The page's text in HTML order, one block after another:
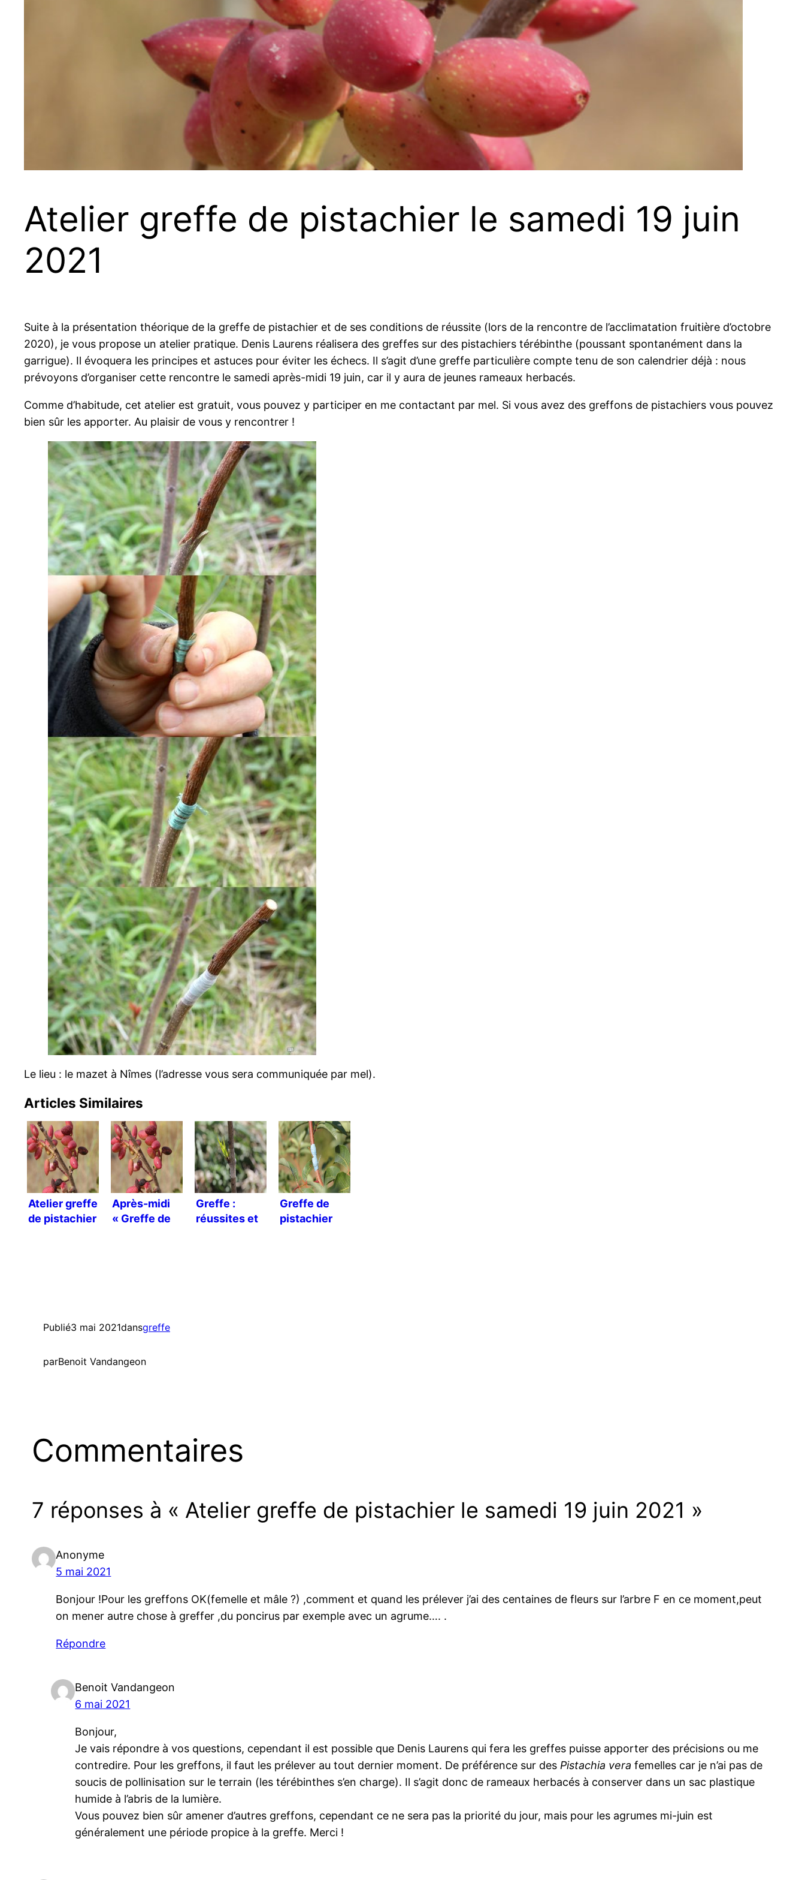
Atelier greffe de pistachier le samedi 19 juin
2021
Suite à la présentation théorique de la greffe de pistachier et de ses conditions de réussite (lors de la rencontre de l’acclimatation fruitière d’octobre
2020), je vous propose un atelier pratique. Denis Laurens réalisera des greffes sur des pistachiers térébinthe (poussant spontanément dans la
garrigue). Il évoquera les principes et astuces pour éviter les échecs. Il s’agit d’une greffe particulière compte tenu de son calendrier déjà : nous
prévoyons d’organiser cette rencontre le samedi après-midi 19 juin, car il y aura de jeunes rameaux herbacés.
Comme d’habitude, cet atelier est gratuit, vous pouvez y participer en me contactant par mel. Si vous avez des greffons de pistachiers vous pouvez
bien sûr les apporter. Au plaisir de vous y rencontrer !
Le lieu : le mazet à Nîmes (l’adresse vous sera communiquée par mel).
Articles Similaires
Atelier greffe
de pistachier
Après-midi
« Greffe de
Greffe :
réussites et
Greffe de
pistachier
Publié3 mai 2021dansgreffe
parBenoit Vandangeon
Commentaires
7 réponses à « Atelier greffe de pistachier le samedi 19 juin 2021 »
Anonyme
5 mai 2021
Bonjour !Pour les greffons OK(femelle et mâle ?) ,comment et quand les prélever j’ai des centaines de fleurs sur l’arbre F en ce moment,peut
on mener autre chose à greffer ,du poncirus par exemple avec un agrume…. .
Répondre
Benoit Vandangeon
6 mai 2021
Bonjour,
Je vais répondre à vos questions, cependant il est possible que Denis Laurens qui fera les greffes puisse apporter des précisions ou me
contredire. Pour les greffons, il faut les prélever au tout dernier moment. De préférence sur desPistachia vera femelles car je n’ai pas de
soucis de pollinisation sur le terrain (les térébinthes s’en charge). Il s’agit donc de rameaux herbacés à conserver dans un sac plastique
humide à l’abris de la lumière.
Vous pouvez bien sûr amener d’autres greffons, cependant ce ne sera pas la priorité du jour, mais pour les agrumes mi-juin est
généralement une période propice à la greffe. Merci !